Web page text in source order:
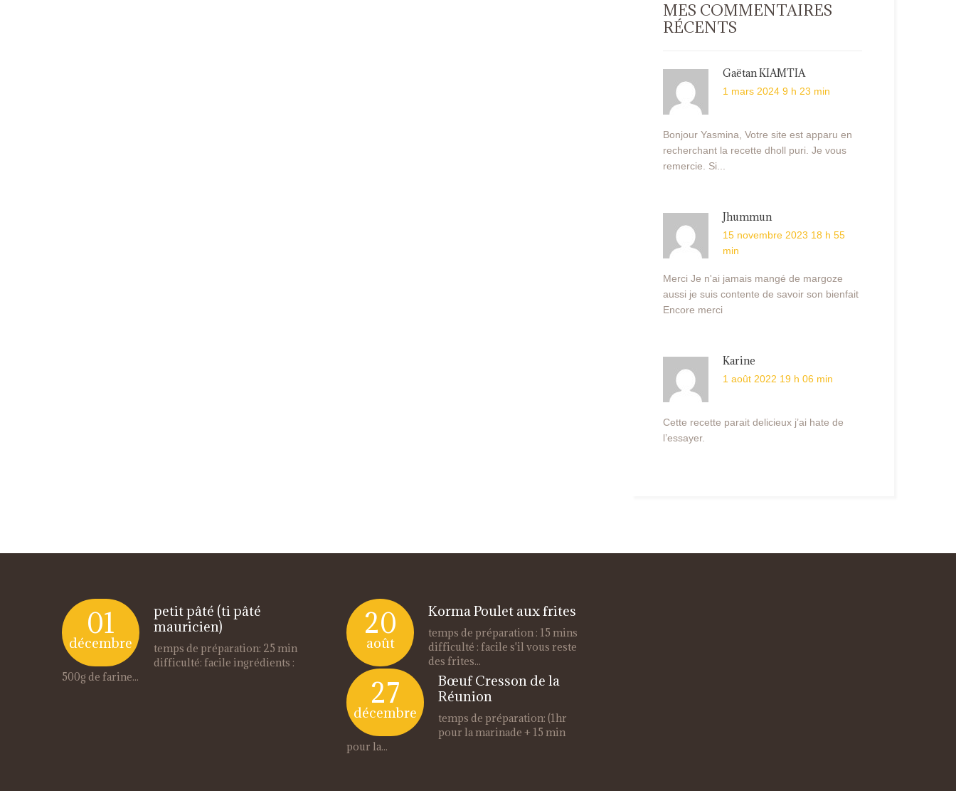
MES COMMENTAIRES
RÉCENTS
Gaëtan KIAMTIA
1 mars 2024 9 h 23 min
Bonjour Yasmina, Votre site est apparu en
recherchant la recette dholl puri. Je vous
remercie. Si...
Jhummun
15 novembre 2023 18 h 55
min
Merci Je n'ai jamais mangé de margoze
aussi je suis contente de savoir son bienfait
Encore merci
Karine
1 août 2022 19 h 06 min
Cette recette parait delicieux j’ai hate de
l’essayer.
01
décembre
petit pâté (ti pâté
mauricien)
temps de préparation: 25 min
difficulté: facile ingrédients :
500g de farine...
20
août
Korma Poulet aux frites
temps de préparation : 15 mins
difficulté : facile s'il vous reste
des frites...
27
décembre
Bœuf Cresson de la
Réunion
temps de préparation: (1hr
pour la marinade + 15 min
pour la...